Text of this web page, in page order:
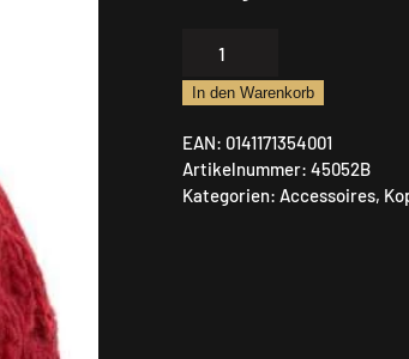
Strickmütze
In den Warenkorb
EAN: 0141171354001
Artikelnummer: 45052B
Kategorien: Accessoires,